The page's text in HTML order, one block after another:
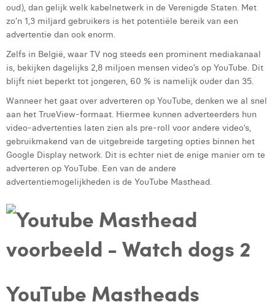
Hanne Van Loock
Janne Beke
Jonas Geiregat
Justine Cremer
Laura Rooseleer
Laura Verhelst
Lena Pignoloni
Leonard Dierickx
Lisa Protin
Lore Fierens
oud), dan gelijk welk kabelnetwerk in de Verenigde Staten. Met
zo’n 1,3 miljard gebruikers is het potentiële bereik van een
advertentie dan ook enorm.
Zelfs in België, waar TV nog steeds een prominent mediakanaal
is, bekijken dagelijks 2,8 miljoen mensen video’s op YouTube. Dit
blijft niet beperkt tot jongeren, 60 % is namelijk ouder dan 35.
Wanneer het gaat over adverteren op YouTube, denken we al snel
aan het TrueView-formaat. Hiermee kunnen adverteerders hun
video-advertenties laten zien als pre-roll voor andere video’s,
gebruikmakend van de uitgebreide targeting opties binnen het
Google Display network. Dit is echter niet de enige manier om te
adverteren op YouTube. Een van de andere
advertentiemogelijkheden is de YouTube Masthead.
YouTube Mastheads